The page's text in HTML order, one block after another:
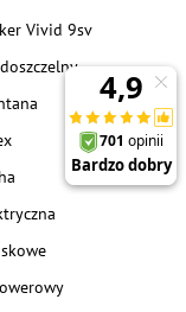
Vivid 9sv